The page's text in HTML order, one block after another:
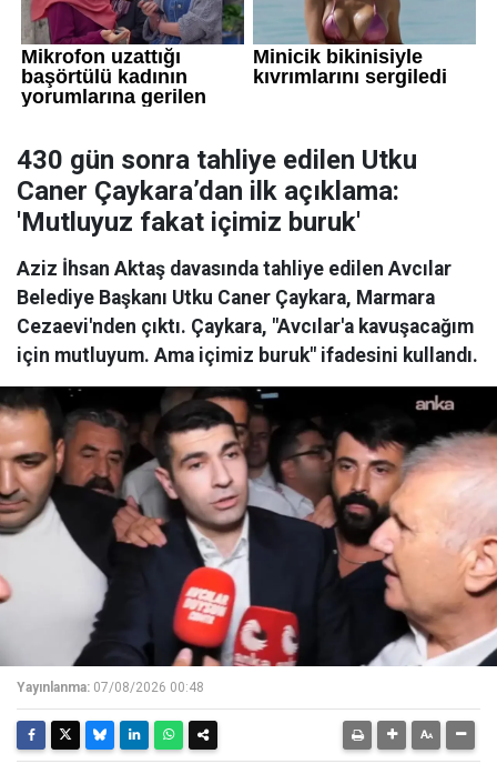
430 gün sonra tahliye edilen Utku
Caner Çaykara’dan ilk açıklama:
'Mutluyuz fakat içimiz buruk'
Aziz İhsan Aktaş davasında tahliye edilen Avcılar
Belediye Başkanı Utku Caner Çaykara, Marmara
Cezaevi'nden çıktı. Çaykara, "Avcılar'a kavuşacağım
için mutluyum. Ama içimiz buruk" ifadesini kullandı.
Yayınlanma: 07/08/2026 00:48